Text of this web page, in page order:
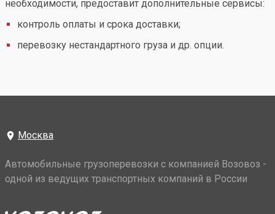
необходимости, предоставит дополнительные сервисы:
контроль оплаты и срока доставки;
перевозку нестандартного груза и др. опции.
Москва
Автомобильные грузоперевозки с компанией Возовоз -
одной из ведущих транспортных компаний в России